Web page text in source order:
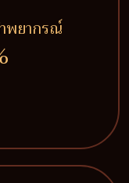
พยากรณ์